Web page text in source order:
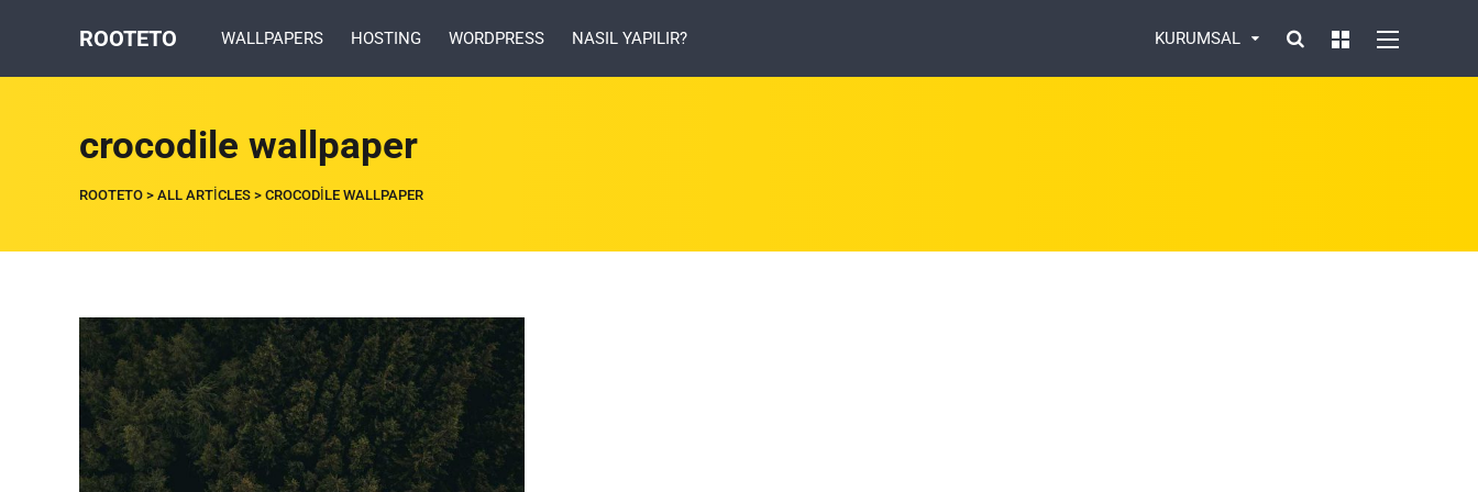
ROOTETO WALLPAPERS HOSTING WORDPRESS NASIL YAPILIR? KURUMSAL
crocodile wallpaper
ROOTETO > ALL ARTICLES > CROCODILE WALLPAPER